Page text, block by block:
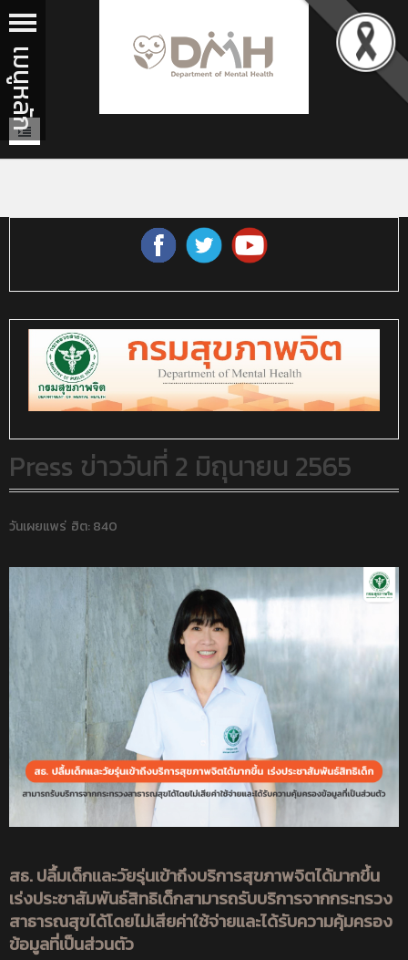
Press ข่าววันที่ 2 มิถุนายน 2565
วันเผยแพร่ ฮิต: 840
สธ. ปลื้มเด็กและวัยรุ่นเข้าถึงบริการสุขภาพจิตได้มากขึ้น
เร่งประชาสัมพันธ์สิทธิเด็กสามารถรับบริการจากกระทรวง
สาธารณสุขได้โดยไม่เสียค่าใช้จ่ายและได้รับความคุ้มครอง
ข้อมูลที่เป็นส่วนตัว